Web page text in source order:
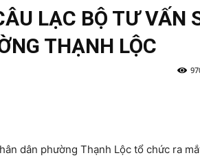
LẠC BỘ TƯ VẤN
THẠNH LỘC
dân phường Thạnh Lộc tổ chức ra